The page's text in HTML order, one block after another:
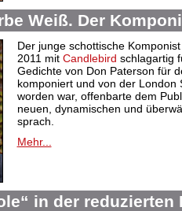
Weiß. Der
Der junge schottische
2011 mit Candlebird schlagartig
Gedichte von Don Paterson für
komponiert und von der London
worden war, offenbarte dem
neuen, dynamischen und
sprach.
Mehr...
in der